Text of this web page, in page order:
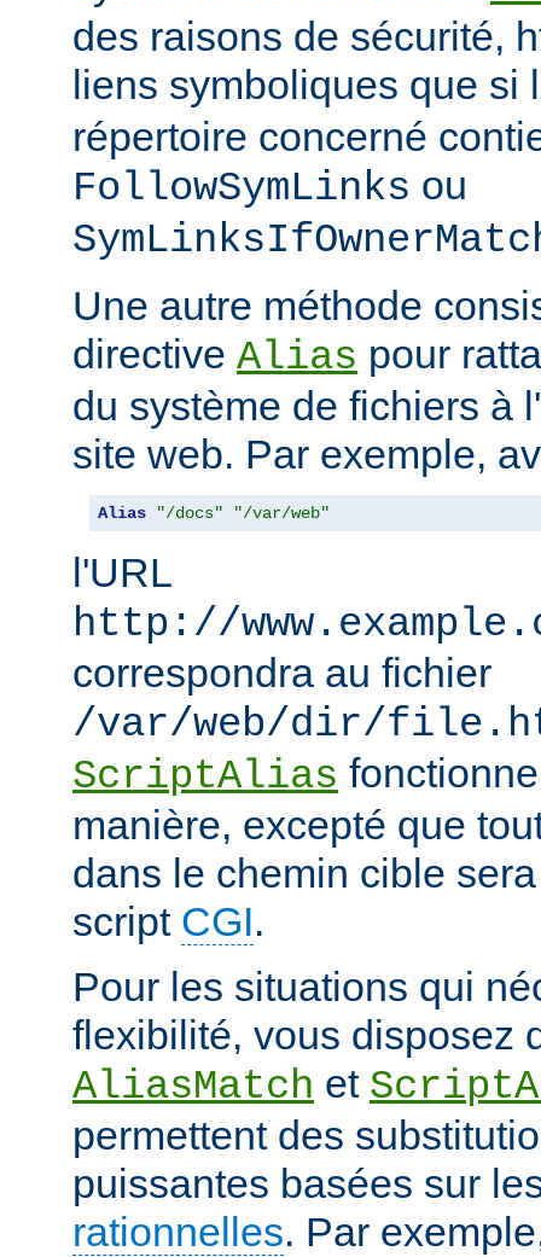
des raisons de sécurité,
liens symboliques que si
répertoire concerné
FollowSymLinks ou
Une autre méthode
directive Alias pour
du système de fichiers à
site web. Par exemple,
Alias "/docs" "/var/web"
l'URL
http://
correspondra au fichier
/var/web/dir/
ScriptAlias
manière, excepté que
dans le chemin cible
script CGI.
Pour les situations qui
flexibilité, vous disposez
AliasMatch et
permettent des
puissantes basées sur
rationnelles. Par